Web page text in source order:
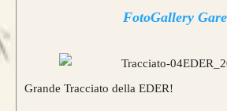
FotoGallery Gare
Grande Tracciato della EDER!